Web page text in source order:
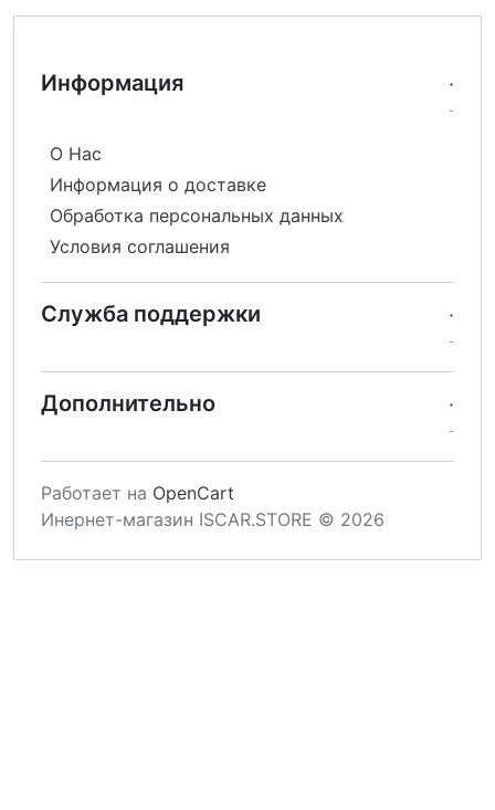
Информация
О Нас
Информация о доставке
Обработка персональных данных
Условия соглашения
Служба поддержки
Дополнительно
Работает на OpenCart
Инернет-магазин ISCAR.STORE © 2026